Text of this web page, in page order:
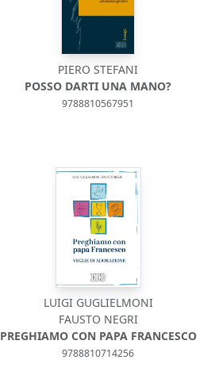
PIERO STEFANI
POSSO DARTI UNA MANO?
9788810567951
LUIGI GUGLIELMONI
FAUSTO NEGRI
PREGHIAMO CON PAPA FRANCESCO
9788810714256